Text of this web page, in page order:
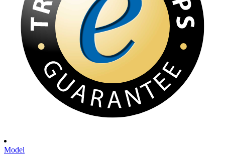
Model